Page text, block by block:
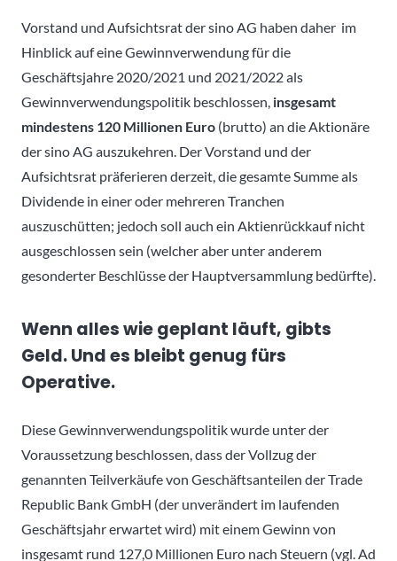
Vorstand und Aufsichtsrat der sino AG haben daher im
Hinblick auf eine Gewinnverwendung für die
Geschäftsjahre 2020/2021 und 2021/2022 als
Gewinnverwendungspolitik beschlossen, insgesamt
mindestens 120 Millionen Euro (brutto) an die Aktionäre
der sino AG auszukehren. Der Vorstand und der
Aufsichtsrat präferieren derzeit, die gesamte Summe als
Dividende in einer oder mehreren Tranchen
auszuschütten; jedoch soll auch ein Aktienrückkauf nicht
ausgeschlossen sein (welcher aber unter anderem
gesonderter Beschlüsse der Hauptversammlung bedürfte).
Wenn alles wie geplant läuft, gibts
Geld. Und es bleibt genug fürs
Operative.
Diese Gewinnverwendungspolitik wurde unter der
Voraussetzung beschlossen, dass der Vollzug der
genannten Teilverkäufe von Geschäftsanteilen der Trade
Republic Bank GmbH (der unverändert im laufenden
Geschäftsjahr erwartet wird) mit einem Gewinn von
insgesamt rund 127,0 Millionen Euro nach Steuern (vgl. Ad